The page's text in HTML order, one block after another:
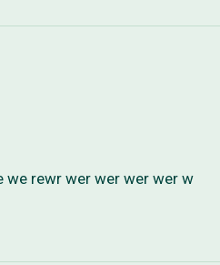
rewr wer wer wer wer w